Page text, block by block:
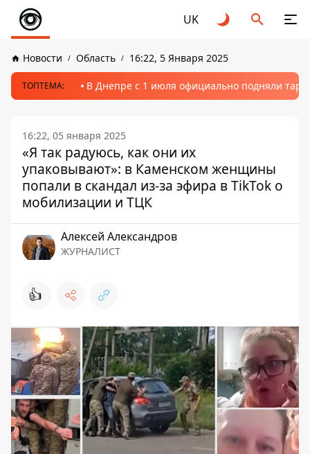
UK
Новости Область 16:22, 5 Января 2025
ТОПТЕМА: В Днепре с 1 июля официально подняли
16:22, 05 января 2025
«Я так радуюсь, как они их
упаковывают»: в Каменском женщины
попали в скандал из-за эфира в TikTok о
мобилизации и ТЦК
Алексей Александров
ЖУРНАЛИСТ
👍